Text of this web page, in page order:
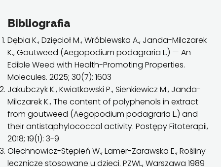
Bibliografia
Dębia K., Dzięcioł M., Wróblewska A., Janda-Milczarek
K., Goutweed (Aegopodium podagraria L.) — An
Edible Weed with Health-Promoting Properties.
Molecules. 2025; 30(7): 1603
Jakubczyk K., Kwiatkowski P., Sienkiewicz M., Janda-
Milczarek K., The content of polyphenols in extract
from goutweed (Aegopodium podagraria L.) and
their antistaphylococcal activity. Postępy Fitoterapii,
2018; 19(1): 3-9
Olechnowicz-Stępień W., Lamer-Zarawska E., Rośliny
lecznicze stosowane u dzieci. PZWL, Warszawa 1989